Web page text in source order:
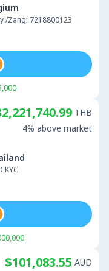
/Zangi 7218800123
KYC
THB
4% above market
$101,083.55 AUD